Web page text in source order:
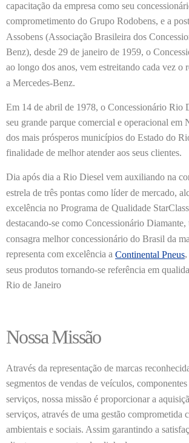
capacitação da empresa como seu
comprometimento do Grupo Rodobens, e a
Assobens (Associação Brasileira dos
Benz), desde 29 de janeiro de 1959, o
ao longo dos anos, vem estreitando cada vez o
a Mercedes-Benz.
Em 14 de abril de 1978, o Concessionário Rio
seu grande parque comercial e operacional em
dos mais prósperos municípios do Estado do
finalidade de melhor atender aos seus clientes.
Dia após dia a Rio Diesel vem auxiliando na
estrela de três pontas como líder de mercado,
excelência no Programa de Qualidade
destacando-se como Concessionário
consagra melhor concessionário do Brasil da
representa com excelência a Continental Pneus
seus produtos tornando-se referência em
Rio de Janeiro
Nossa Missão
Através da representação de marcas
segmentos de vendas de veículos,
serviços, nossa missão é proporcionar a
serviços, através de uma gestão comprometida
ambientais e sociais. Assim garantindo a